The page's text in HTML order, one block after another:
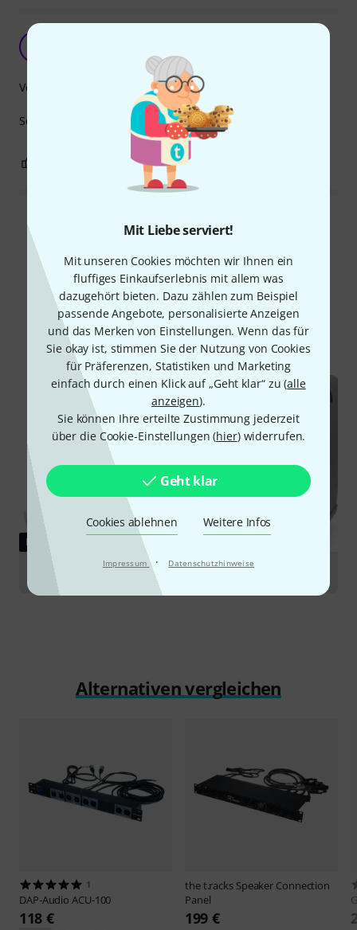
Mit Liebe serviert!
Mit unseren Cookies möchten wir Ihnen ein
fluffiges Einkaufserlebnis mit allem was
dazugehört bieten. Dazu zählen zum Beispiel
passende Angebote, personalisierte Anzeigen
und das Merken von Einstellungen. Wenn das für
Sie okay ist, stimmen Sie der Nutzung von Cookies
für Präferenzen, Statistiken und Marketing
einfach durch einen Klick auf „Geht klar“ zu (alle
anzeigen).
Sie können Ihre erteilte Zustimmung jederzeit
über die Cookie-Einstellungen (hier) widerrufen.
Geht klar
Cookies ablehnen Weitere Infos
Impressum · Datenschutzhinweise
Schnelle Lieferung super Produkt alles super
Verarbeitung
BEWERTUNG MELDEN
Alle Bewertungen lesen
Schon gewusst?
Alle Ratgeber
RATGEBER
ELA-Systeme
Alternativen vergleichen
1
DAP-AudioACU-100
118 €
the t.racks Speaker Connection
Panel
199 €